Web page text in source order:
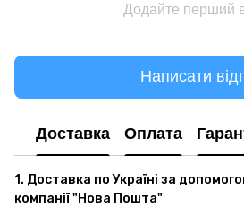
Додайте перший
Написати
Доставка Оплата
1. Доставка по Україні за
компанії "Нова Пошта"